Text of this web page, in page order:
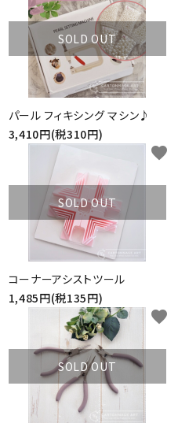
SOLD OUT
パール フィキシング マシン♪
3,410円(税310円)
SOLD OUT
コーナーアシストツール
1,485円(税135円)
favorite
SOLD OUT
favorite